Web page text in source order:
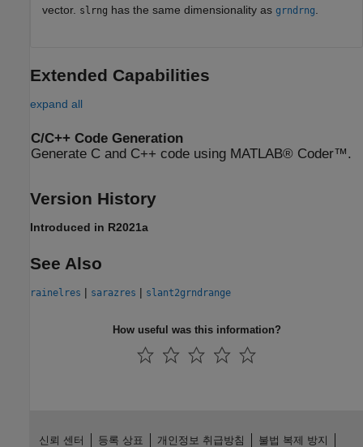
vector. slrng has the same dimensionality as grndrng
Extended Capabilities
expand all
C/C++ Code Generation
Generate C and C++ code using MATLAB® Coder™.
Version History
Introduced in R2021a
See Also
rainelres | sarazres | slant2grndrange
How useful was this information?
신뢰 센터 등록 상표 개인정보 취급방침 불법 복제 방지